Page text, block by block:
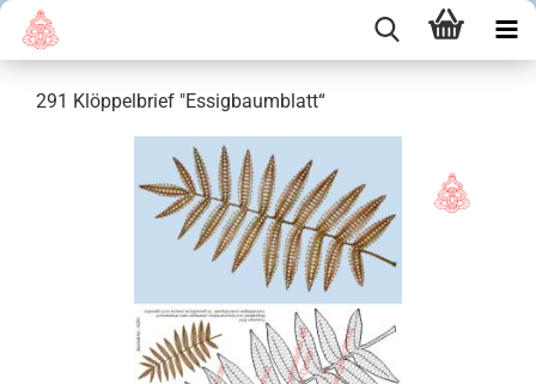
291 Klöppelbrief "Essigbaumblatt“